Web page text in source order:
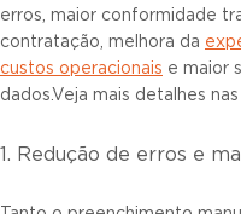
erros, maior conformidade
contratação, melhora da
custos operacionais e maior
dados.Veja mais detalhes
1. Redução de erros e